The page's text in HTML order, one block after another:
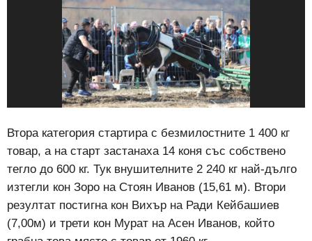
Втора категория стартира с безмилостните 1 400 кг
товар, а на старт застанаха 14 коня със собствено
тегло до 600 кг. Тук внушителните 2 240 кг най-дълго
изтегли кон Зоро на Стоян Иванов (15,61 м). Втори
резултат постигна кон Вихър на Ради Кейбашиев
(7,00м) и трети кон Мурат на Асен Иванов, който